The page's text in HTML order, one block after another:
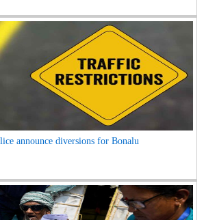
announce diversions for Bonalu